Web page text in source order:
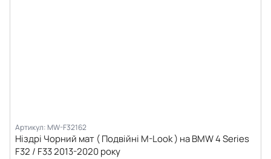
Артикул: MW-F32162
Ніздрі Чорний мат ( Подвійні M-Look ) на BMW 4 Series
F32 / F33 2013-2020 року